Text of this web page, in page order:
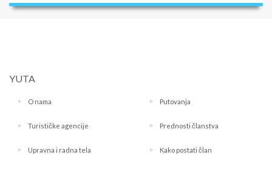
YUTA
O nama Putovanja
Turističke agencije Prednosti članstva
Upravna i radna tela Kako postati član